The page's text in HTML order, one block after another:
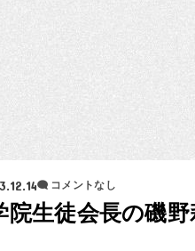
コメントなし
生徒会長の磯